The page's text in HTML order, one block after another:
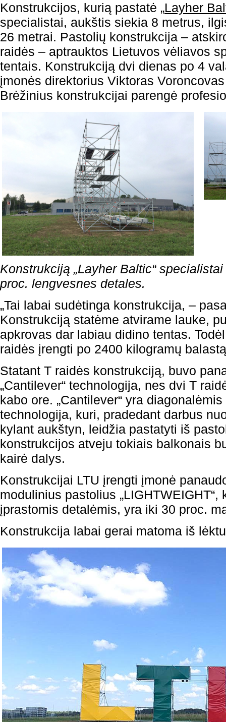
Konstrukcijos, kurią pastatė „Layher
specialistai, aukštis siekia 8 metrus,
26 metrai. Pastolių konstrukcija –
raidės – aptrauktos Lietuvos vėliavos
tentais. Konstrukciją dvi dienas po 4
įmonės direktorius Viktoras
Brėžinius konstrukcijai parengė
Konstrukciją „Layher Baltic“
proc. lengvesnes detales.
„Tai labai sudėtinga konstrukcija, –
Konstrukciją statėme atvirame lauke,
apkrovas dar labiau didino tentas.
raidės įrengti po 2400 kilogramų
Statant T raidės konstrukciją, buvo
„Cantilever“ technologija, nes dvi T
kabo ore. „Cantilever“ yra
technologija, kuri, pradedant darbus
kylant aukštyn, leidžia pastatyti iš
konstrukcijos atveju tokiais balkonais
kairė dalys.
Konstrukcijai LTU įrengti įmonė
modulinius pastolius
įprastomis detalėmis, yra iki 30 proc.
Konstrukcija labai gerai matoma iš